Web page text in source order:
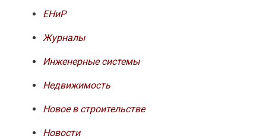
ЕНиР
Журналы
Инженерные системы
Недвижимость
Новое в строительстве
Новости